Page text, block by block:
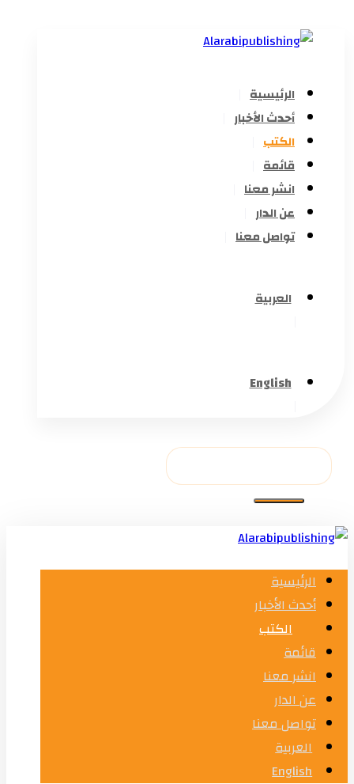
الرئيسية
أحدث الأخبار
الكتب
قائمة
انشر معنا
عن الدار
تواصل معنا
العربية
English
الرئيسية
أحدث الأخبار
الكتب
قائمة
انشر معنا
عن الدار
تواصل معنا
العربية
English